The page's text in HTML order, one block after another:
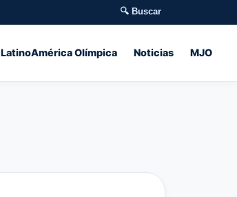
🔍 Buscar
LatinoAmérica Olímpica Noticias MJO